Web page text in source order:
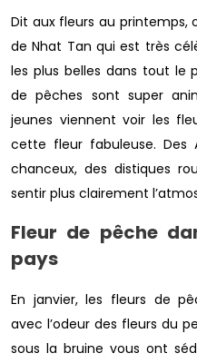
Dit aux fleurs au printemps,
de Nhat Tan qui est très
les plus belles dans tout le
de pêches sont super
jeunes viennent voir les
cette fleur fabuleuse. Des
chanceux, des distiques
sentir plus clairement
Fleur de pêche
pays
En janvier, les fleurs de
avec l’odeur des fleurs du
sous la bruine vous ont